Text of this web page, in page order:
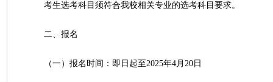
考生选考科目须符合我校相关专业的选考科目要求。
二、报名
（一）报名时间：即日起至2025年4月20日